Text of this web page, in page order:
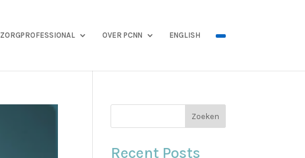
ZORGPROFESSIONAL OVER PCNN ENGLISH
Zoeken
Recent Posts